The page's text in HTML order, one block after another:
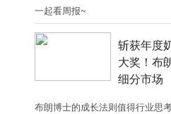
一起看周报~
斩获年度
大奖！布
细分市场
布朗博士的成长法则值得行业思